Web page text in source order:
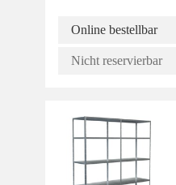
Online bestellbar
Nicht reservierbar